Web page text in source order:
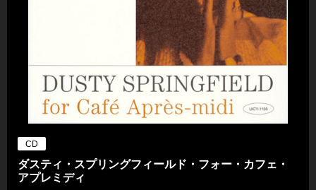
CD
ダスティ・スプリングフィールド・フォー・カフェ・
アプレミディ